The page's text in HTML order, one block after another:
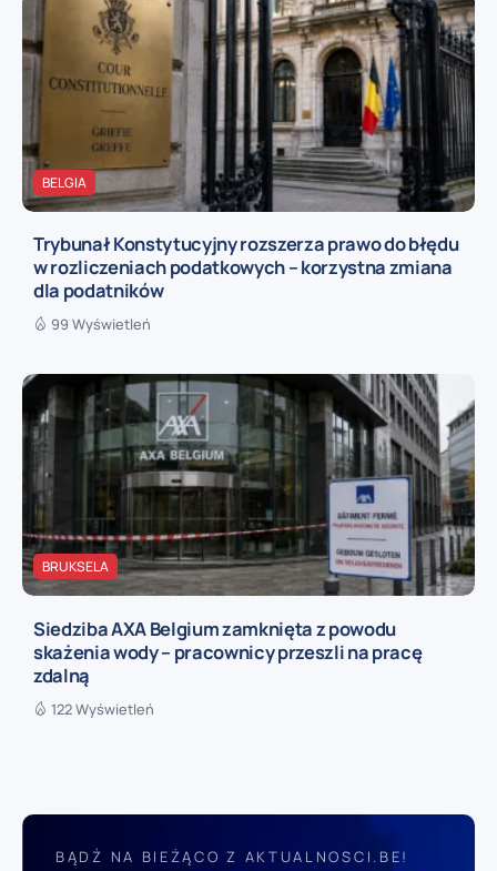
BELGIA
Trybunał Konstytucyjny rozszerza prawo do błędu
w rozliczeniach podatkowych – korzystna zmiana
dla podatników
99 Wyświetleń
BRUKSELA
Siedziba AXA Belgium zamknięta z powodu
skażenia wody – pracownicy przeszli na pracę
zdalną
122 Wyświetleń
BĄDŹ NA BIEŻĄCO Z AKTUALNOSCI.BE!